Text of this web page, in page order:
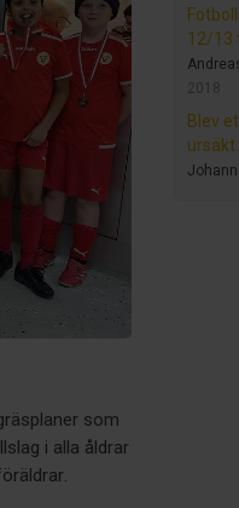
12/13
2018
Blev
ursäkt.
som
i alla åldrar